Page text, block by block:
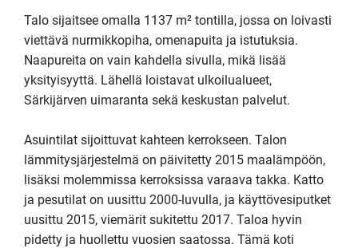
Talo sijaitsee omalla 1137 m² tontilla, jossa on loivasti
viettävä nurmikkopiha, omenapuita ja istutuksia.
Naapureita on vain kahdella sivulla, mikä lisää
yksityisyyttä. Lähellä loistavat ulkoilualueet,
Särkijärven uimaranta sekä keskustan palvelut.
Asuintilat sijoittuvat kahteen kerrokseen. Talon
lämmitysjärjestelmä on päivitetty 2015 maalämpöön,
lisäksi molemmissa kerroksissa varaava takka. Katto
ja pesutilat on uusittu 2000-luvulla, ja käyttövesiputket
uusittu 2015, viemärit sukitettu 2017. Taloa hyvin
pidetty ja huollettu vuosien saatossa. Tämä koti